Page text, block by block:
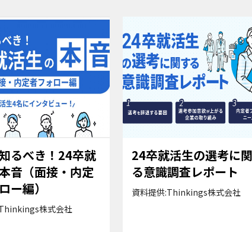
るべき！24卒就
音（面接・内定
ー編）
株式会社
24卒就活生の選考に
る意識調査レポート
資料提供:Thinkings株式会社